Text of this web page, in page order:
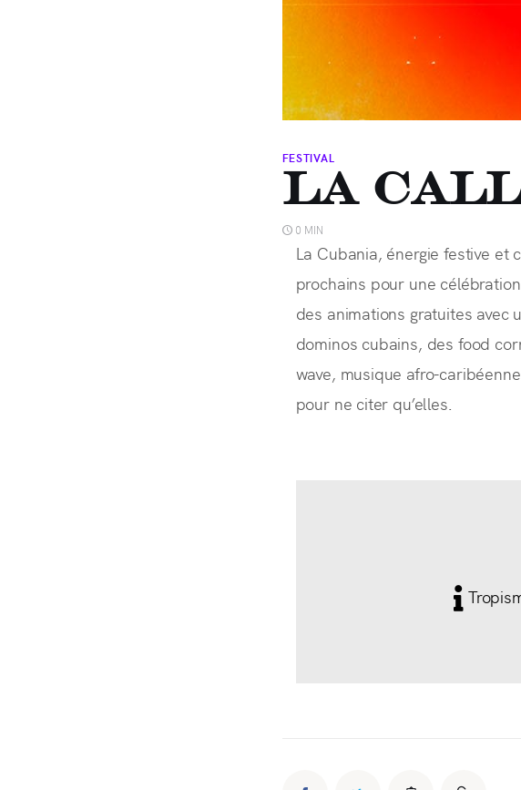
FESTIVAL
La
0 MIN
La Cubania, énergie festive et
prochains pour une
des animations gratuites avec
dominos cubains, des food
wave, musique afro-
pour ne citer qu’elles.